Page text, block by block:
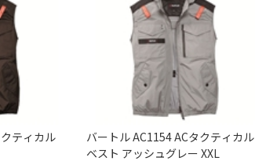
ティカル
バートル AC1154 ACタクティカル
ベスト アッシュグレー XXL